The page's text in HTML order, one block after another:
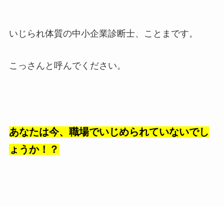
いじられ体質の中小企業診断士、ことまです。
こっさんと呼んでください。
あなたは今、職場でいじめられていないでし
ょうか！？